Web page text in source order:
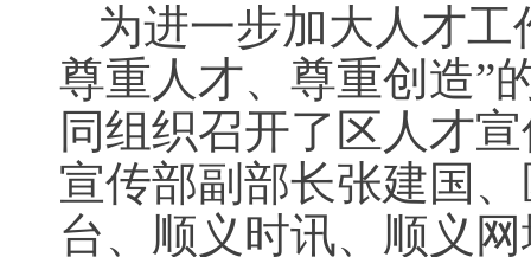
为进一步加大人才
尊重人才、尊重创造”
同组织召开了区人才
宣传部副部长张建国
台、顺义时讯、顺义